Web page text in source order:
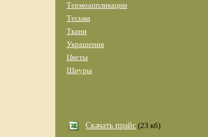
Термоаппликации
Тесьма
Ткани
Украшения
Цветы
Шнуры
Скачать прайс (23 кб)